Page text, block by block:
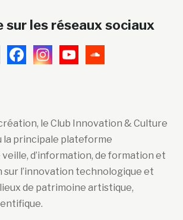
sur les réseaux sociaux
le Club Innovation & Culture
la principale plateforme
d’information, de formation et
sur l’innovation technologique et
de patrimoine artistique,